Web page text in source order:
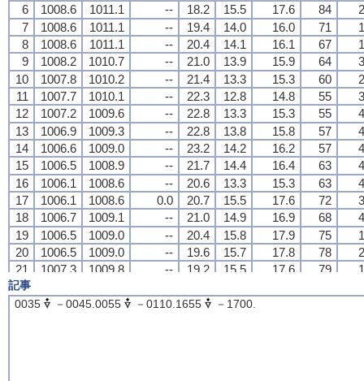
6
1008.6 1011.1 -- 18.2 15.5 17.6 84
7
1008.6 1011.1 -- 19.4 14.0 16.0 71
8
1008.6 1011.1 -- 20.4 14.1 16.1 67
9
1008.2 1010.7 -- 21.0 13.9 15.9 64
10
1007.8 1010.2 -- 21.4 13.3 15.3 60
11
1007.7 1010.1 -- 22.3 12.8 14.8 55
12
1007.2 1009.6 -- 22.8 13.3 15.3 55
13
1006.9 1009.3 -- 22.8 13.8 15.8 57
14
1006.6 1009.0 -- 23.2 14.2 16.2 57
15
1006.5 1008.9 -- 21.7 14.4 16.4 63
16
1006.1 1008.6 -- 20.6 13.3 15.3 63
17
1006.1 1008.6 0.0 20.7 15.5 17.6 72
18
1006.7 1009.1 -- 21.0 14.9 16.9 68
19
1006.5 1009.0 -- 20.4 15.8 17.9 75
20
1006.5 1009.0 -- 19.6 15.7 17.8 78
21
1007.3 1009.8 -- 19.2 15.5 17.6 79
22
23
1007.5 1010.0 -- 18.5 15.4
6
1008.6 1011.1 -- 18.2 15.5 17.6 84
7
1008.6 1011.1 -- 19.4 14.0 16.0 71
8
1008.6 1011.1 -- 20.4 14.1 16.1 67
9
1008.2 1010.7 -- 21.0 13.9 15.9 64
10
1007.8 1010.2 -- 21.4 13.3 15.3 60
11
1007.7 1010.1 -- 22.3 12.8 14.8 55
12
1007.2 1009.6 -- 22.8 13.3 15.3 55
13
1006.9 1009.3 -- 22.8 13.8 15.8 57
14
1006.6 1009.0 -- 23.2 14.2 16.2 57
15
1006.5 1008.9 -- 21.7 14.4 16.4 63
16
1006.1 1008.6 -- 20.6 13.3 15.3 63
17
1006.1 1008.6 0.0 20.7 15.5 17.6 72
18
1006.7 1009.1 -- 21.0 14.9 16.9 68
19
1006.5 1009.0 -- 20.4 15.8 17.9 75
20
1006.5 1009.0 -- 19.6 15.7 17.8 78
21
1007.3 1009.8 -- 19.2 15.5 17.6 79
22
23
1007.5 1010.0 -- 18.5 15.4
6
1008.6 1011.1 -- 18.2 15.5 17.6 84
7
1008.6 1011.1 -- 19.4 14.0 16.0 71
8
1008.6 1011.1 -- 20.4 14.1 16.1 67
9
1008.2 1010.7 -- 21.0 13.9 15.9 64
10
1007.8 1010.2 -- 21.4 13.3 15.3 60
11
1007.7 1010.1 -- 22.3 12.8 14.8 55
12
1007.2 1009.6 -- 22.8 13.3 15.3 55
13
1006.9 1009.3 -- 22.8 13.8 15.8 57
14
1006.6 1009.0 -- 23.2 14.2 16.2 57
15
1006.5 1008.9 -- 21.7 14.4 16.4 63
16
1006.1 1008.6 -- 20.6 13.3 15.3 63
17
1006.1 1008.6 0.0 20.7 15.5 17.6 72
18
1006.7 1009.1 -- 21.0 14.9 16.9 68
19
1006.5 1009.0 -- 20.4 15.8 17.9 75
20
1006.5 1009.0 -- 19.6 15.7 17.8 78
21
1007.3 1009.8 -- 19.2 15.5 17.6 79
22
23
1007.5 1010.0 -- 18.5 15.4
6
1008.6 1011.1 -- 18.2 15.5 17.6 84
7
1008.6 1011.1 -- 19.4 14.0 16.0 71
8
1008.6 1011.1 -- 20.4 14.1 16.1 67
9
1008.2 1010.7 -- 21.0 13.9 15.9 64
10
1007.8 1010.2 -- 21.4 13.3 15.3 60
11
1007.7 1010.1 -- 22.3 12.8 14.8 55
12
1007.2 1009.6 -- 22.8 13.3 15.3 55
13
1006.9 1009.3 -- 22.8 13.8 15.8 57
14
1006.6 1009.0 -- 23.2 14.2 16.2 57
15
1006.5 1008.9 -- 21.7 14.4 16.4 63
16
1006.1 1008.6 -- 20.6 13.3 15.3 63
17
1006.1 1008.6 0.0 20.7 15.5 17.6 72
18
1006.7 1009.1 -- 21.0 14.9 16.9 68
19
1006.5 1009.0 -- 20.4 15.8 17.9 75
20
1006.5 1009.0 -- 19.6 15.7 17.8 78
21
1007.3 1009.8 -- 19.2 15.5 17.6 79
22
23
1007.5 1010.0 -- 18.5 15.4
記事
0035
－0045.0055 －0110.1655 －1700.